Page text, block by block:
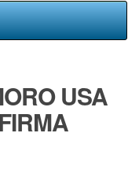
USA